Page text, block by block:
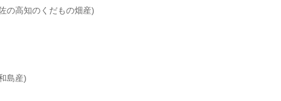
の高知のくだもの畑産)
島産)